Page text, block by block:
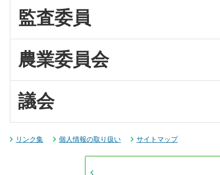
監査委員
農業委員会
議会
リンク集 個人情報の取り扱い サイトマップ